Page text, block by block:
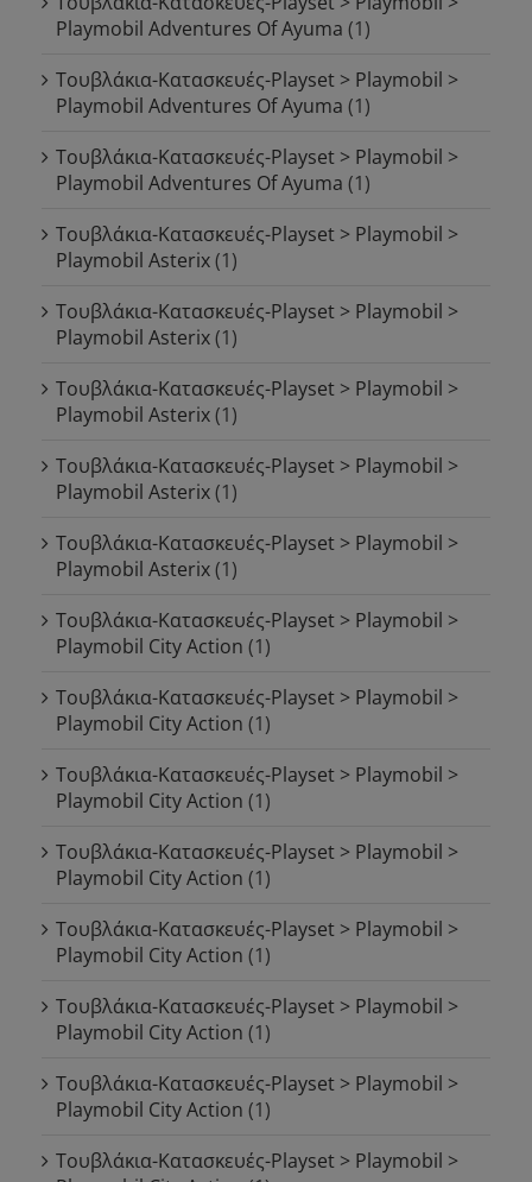
Playmobil Adventures Of Ayuma (1)
Τουβλάκια-Κατασκευές-Playset > Playmobil >
Playmobil Adventures Of Ayuma (1)
Τουβλάκια-Κατασκευές-Playset > Playmobil >
Playmobil Adventures Of Ayuma (1)
Τουβλάκια-Κατασκευές-Playset > Playmobil >
Playmobil Asterix(1)
Τουβλάκια-Κατασκευές-Playset > Playmobil >
Playmobil Asterix(1)
Τουβλάκια-Κατασκευές-Playset > Playmobil >
Playmobil Asterix(1)
Τουβλάκια-Κατασκευές-Playset > Playmobil >
Playmobil Asterix(1)
Τουβλάκια-Κατασκευές-Playset > Playmobil >
Playmobil Asterix(1)
Τουβλάκια-Κατασκευές-Playset > Playmobil >
Playmobil City Action (1)
Τουβλάκια-Κατασκευές-Playset > Playmobil >
Playmobil City Action (1)
Τουβλάκια-Κατασκευές-Playset > Playmobil >
Playmobil City Action (1)
Τουβλάκια-Κατασκευές-Playset > Playmobil >
Playmobil City Action (1)
Τουβλάκια-Κατασκευές-Playset > Playmobil >
Playmobil City Action (1)
Τουβλάκια-Κατασκευές-Playset > Playmobil >
Playmobil City Action (1)
Τουβλάκια-Κατασκευές-Playset > Playmobil >
Playmobil City Action (1)
Τουβλάκια-Κατασκευές-Playset > Playmobil >